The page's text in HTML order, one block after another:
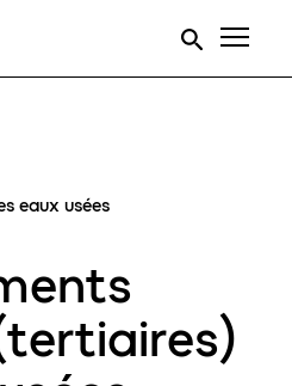
eaux usées
tertiaires)